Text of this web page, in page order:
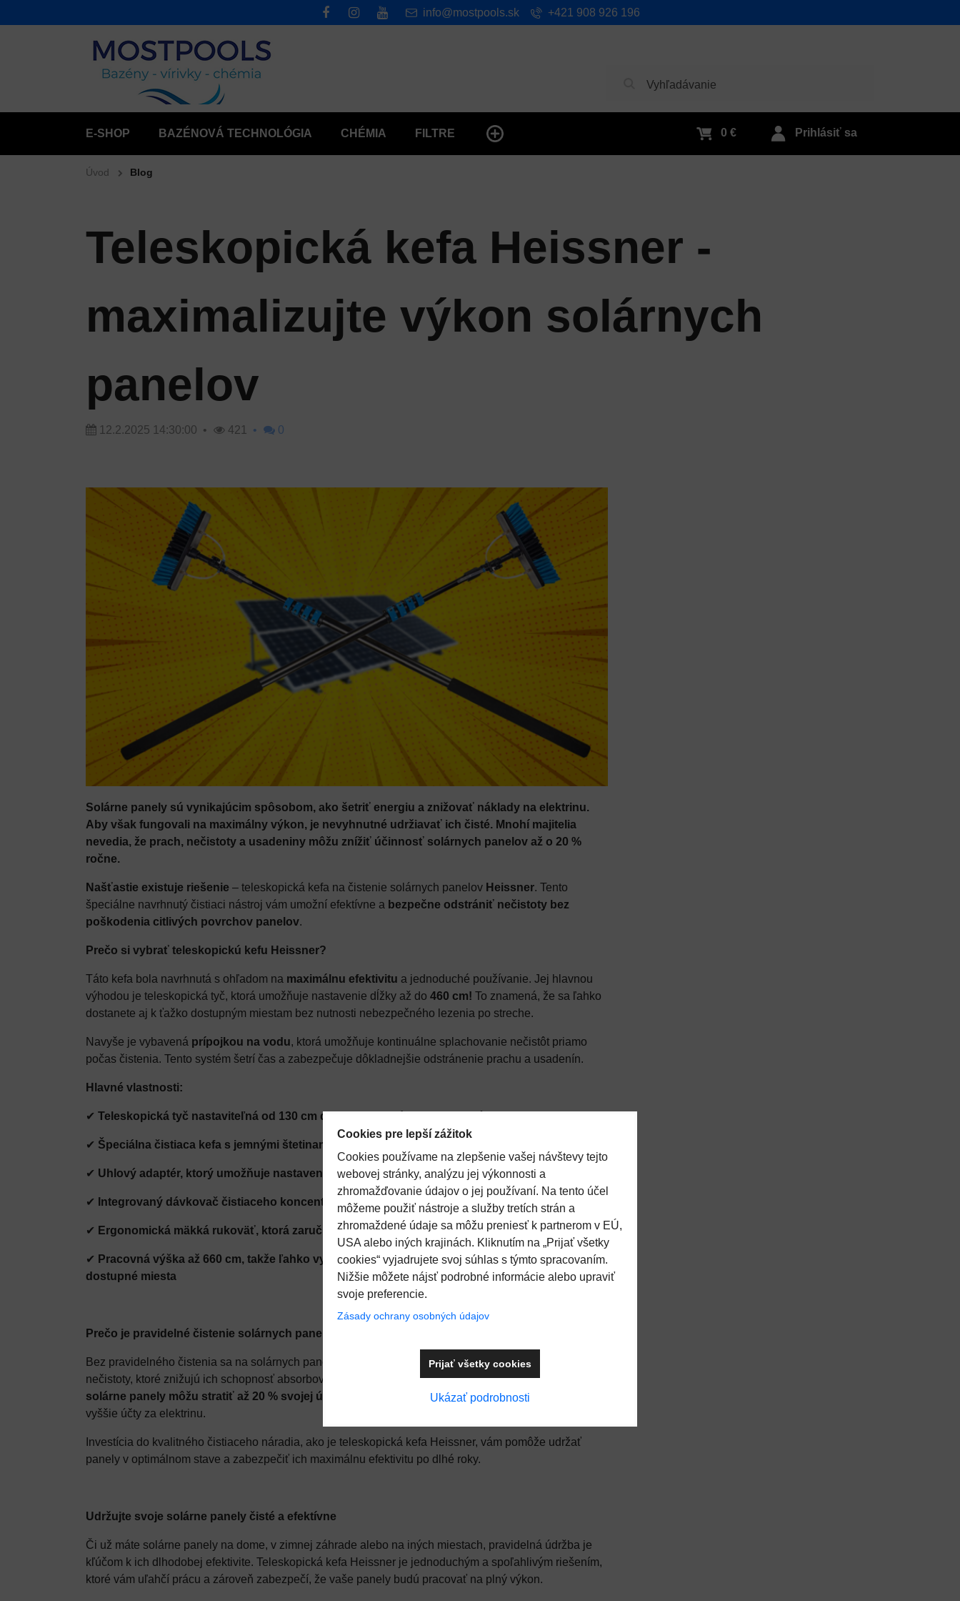
E-SHOP BAZÉNOVÁ TECHNOLÓGIA CHÉMIA FILTRE Prihlásiť sa
0 €
info@mostpools.sk +421 908 926 196
Úvod Blog
Teleskopická kefa Heissner -
maximalizujte výkon solárnych
panelov
12.2.2025 14:30:00 421 0
Solárne panely sú vynikajúcim spôsobom, ako šetriť energiu a znižovať náklady na elektrinu.
Aby však fungovali na maximálny výkon, je nevyhnutné udržiavať ich čisté. Mnohí majitelia
nevedia, že prach, nečistoty a usadeniny môžu znížiť účinnosť solárnych panelov až o 20 %
ročne.
Našťastie existuje riešenie – teleskopická kefa na čistenie solárnych panelov Heissner. Tento
špeciálne navrhnutý čistiaci nástroj vám umožní efektívne a bezpečne odstrániť nečistoty bez
poškodenia citlivých povrchov panelov.
Prečo si vybrať teleskopickú kefu Heissner?
Táto kefa bola navrhnutá s ohľadom na maximálnu efektivitu a jednoduché používanie. Jej hlavnou
výhodou je teleskopická tyč, ktorá umožňuje nastavenie dĺžky až do 460 cm! To znamená, že sa ľahko
dostanete aj k ťažko dostupným miestam bez nutnosti nebezpečného lezenia po streche.
Navyše je vybavená prípojkou na vodu, ktorá umožňuje kontinuálne splachovanie nečistôt priamo
počas čistenia. Tento systém šetrí čas a zabezpečuje dôkladnejšie odstránenie prachu a usadenín.
Hlavné vlastnosti:
✔ Teleskopická tyč nastaviteľná od 130 cm do 460 cm, ideálna pre vysoké strechy
✔ Špeciálna čistiaca kefa s jemnými štetinami, šetrná k povrchu solárnych panelov
✔ Uhlový adaptér, ktorý umožňuje nastavenie kefy pod rôznymi uhlami pre dôkladnejšie čistenie
✔ Integrovaný dávkovač čistiaceho koncentrátu, ktorý pomáha efektívne odstraňovať nečistoty
✔ Ergonomická mäkká rukoväť, ktorá zaručuje pohodlné a bezpečné uchopenie
✔ Pracovná výška až 660 cm, takže ľahko vyčistíte aj vysoké solárne panely alebo iné ťažko
dostupné miesta
Prečo je pravidelné čistenie solárnych panelov dôležité?
Bez pravidelného čistenia sa na solárnych paneloch môžu hromadiť prach, peľ, vtáčí trus a ďalšie
nečistoty, ktoré znižujú ich schopnosť absorbovať slnečné žiarenie. Výskumy ukazujú, ženečistené
solárne panely môžu stratiť až 20 % svojej účinnosti ročne
, čo znamená nižšiu produkciu energie a
vyššie účty za elektrinu.
Investícia do kvalitného čistiaceho náradia, ako je teleskopická kefa Heissner, vám pomôže udržať
panely v optimálnom stave a zabezpečiť ich maximálnu efektivitu po dlhé roky.
Udržujte svoje solárne panely čisté a efektívne
Či už máte solárne panely na dome, v zimnej záhrade alebo na iných miestach, pravidelná údržba je
kľúčom k ich dlhodobej efektivite. Teleskopická kefa Heissner je jednoduchým a spoľahlivým riešením,
ktoré vám uľahčí prácu a zároveň zabezpečí, že vaše panely budú pracovať na plný výkon.
Cookies pre lepší zážitok
Cookies používame na zlepšenie vašej návštevy tejto
webovej stránky, analýzu jej výkonnosti a
zhromažďovanie údajov o jej používaní. Na tento účel
môžeme použiť nástroje a služby tretích strán a
zhromaždené údaje sa môžu preniesť k partnerom v EÚ,
USA alebo iných krajinách. Kliknutím na „Prijať všetky
cookies“ vyjadrujete svoj súhlas s týmto spracovaním.
Nižšie môžete nájsť podrobné informácie alebo upraviť
svoje preferencie.
Zásady ochrany osobných údajov
Ukázať podrobnosti
Prijať všetky cookies